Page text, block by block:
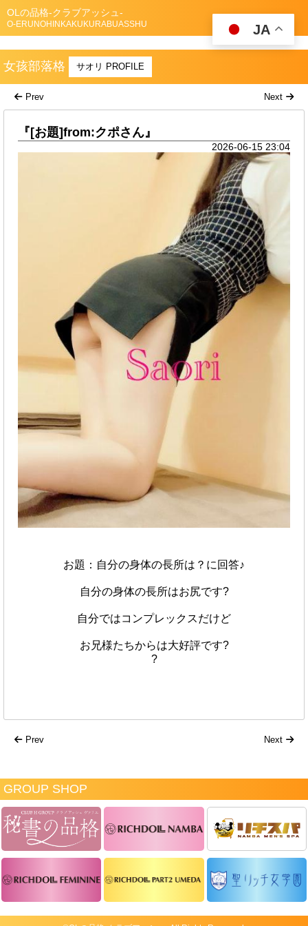
OLの品格-クラブアッシュ-
O-ERUNOHINKAKUKURABUASSHU JA
女孩部落格 サオリ PROFILE
Prev Next
『[お題]from:クポさん』
2026-06-15 23:04
お題：自分の身体の長所は？に回答♪
自分の身体の長所はお尻です?
自分ではコンプレックスだけど
お兄様たちからは大好評です?
?
Prev Next
GROUP SHOP